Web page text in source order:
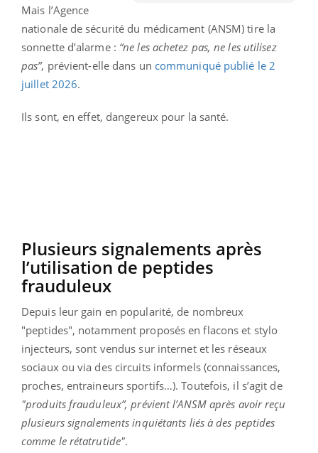
Mais l’Agence
nationale de sécurité du médicament (ANSM) tire la
sonnette d’alarme : “ne les achetez pas, ne les utilisez
pas”, prévient-elle dans un communiqué publié le 2
juillet 2026.
Ils sont, en effet, dangereux pour la santé.
Plusieurs signalements après
l’utilisation de peptides
frauduleux
Depuis leur gain en popularité, de nombreux
"peptides", notamment proposés en flacons et stylo
injecteurs, sont vendus sur internet et les réseaux
sociaux ou via des circuits informels (connaissances,
proches, entraineurs sportifs…). Toutefois, il s’agit de
"produits frauduleux”, prévient l’ANSM après avoir reçu
plusieurs signalements inquiétants liés à des peptides
comme le rétatrutide".